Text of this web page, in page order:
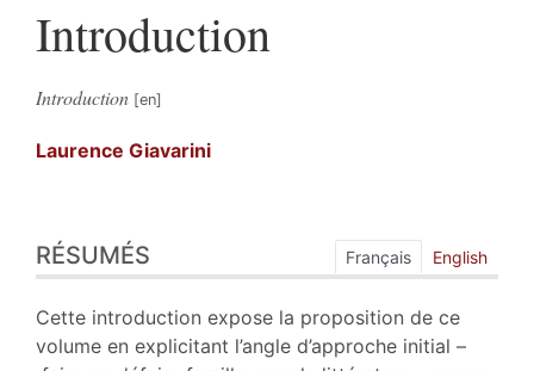
Introduction
Introduction
Laurence Giavarini
Index
Plan
Texte
Bibliographie
RÉSUMÉS Français English
Cette introduction expose la proposition de ce
volume en explicitant l’angle d’approche initial –